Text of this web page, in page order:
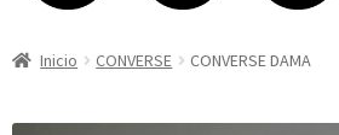
Inicio CONVERSE CONVERSE DAMA